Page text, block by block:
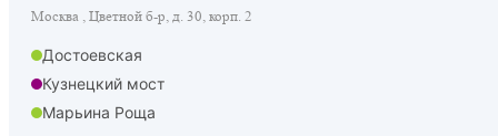
Москва , Цветной б-р, д. 30, корп. 2
Достоевская
Кузнецкий мост
Марьина Роща